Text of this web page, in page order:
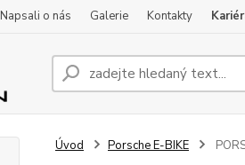
Napsali o nás Galerie Kontakty
Úvod Porsche E-BIKE